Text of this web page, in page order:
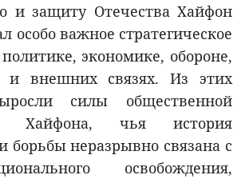
и защиту Отечества Хайфон
особо важное стратегическое
экономике, обороне,
и внешних связях. Из этих
силы общественной
Хайфона, чья история
борьбы неразрывно связана с
освобождения,